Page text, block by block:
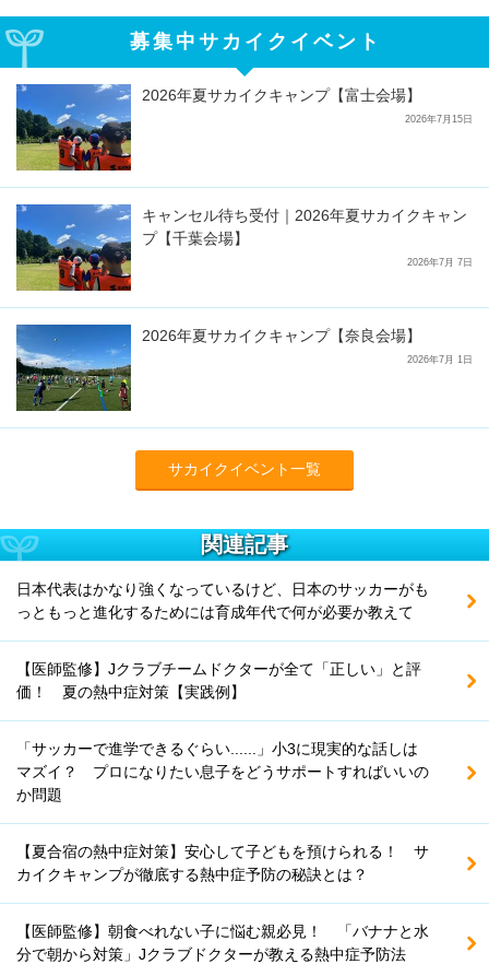
募集中サカイクイベント
2026年夏サカイクキャンプ【富士会場】
2026年7月15日
キャンセル待ち受付｜2026年夏サカイクキャン
プ【千葉会場】
2026年7月 7日
2026年夏サカイクキャンプ【奈良会場】
2026年7月 1日
サカイクイベント一覧
関連記事
日本代表はかなり強くなっているけど、日本のサッカーがも
っともっと進化するためには育成年代で何が必要か教えて
【医師監修】Jクラブチームドクターが全て「正しい」と評
価！ 夏の熱中症対策【実践例】
「サッカーで進学できるぐらい......」小3に現実的な話しは
マズイ？ プロになりたい息子をどうサポートすればいいの
か問題
【夏合宿の熱中症対策】安心して子どもを預けられる！ サ
カイクキャンプが徹底する熱中症予防の秘訣とは？
【医師監修】朝食べれない子に悩む親必見！ 「バナナと水
分で朝から対策」Jクラブドクターが教える熱中症予防法